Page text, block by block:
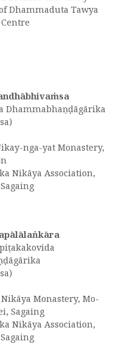
Dhammaduta Tawya
Dhammabhaṇḍāgārika
nga-yat Monastery,
Nikāya Association,
Monastery, Mo-
Sagaing
Nikāya Association,